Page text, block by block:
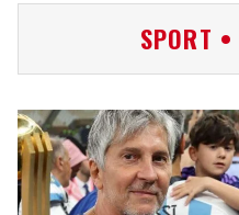
SPORT •